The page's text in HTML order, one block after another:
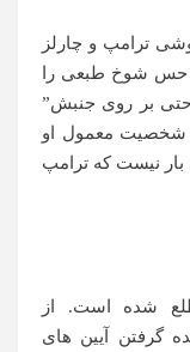
ترامپ و چارلز
حس شوخ طبعی را
حتی بر روی جنبش”
شخصیت معمول او
بار نیست که ترامپ
شده است. از
گرفتن آیین های